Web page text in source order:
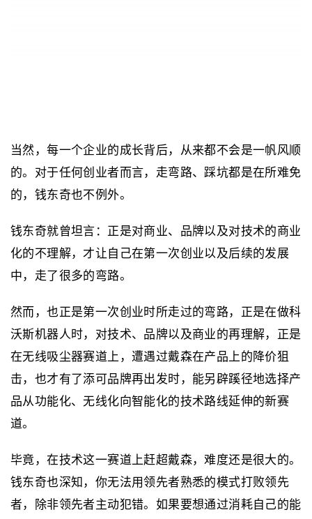
当然，每一个企业的成长背后，从来都不会是一帆风顺
的。对于任何创业者而言，走弯路、踩坑都是在所难免
的，钱东奇也不例外。
钱东奇就曾坦言：正是对商业、品牌以及对技术的商业
化的不理解，才让自己在第一次创业以及后续的发展
中，走了很多的弯路。
然而，也正是第一次创业时所走过的弯路，正是在做科
沃斯机器人时，对技术、品牌以及商业的再理解，正是
在无线吸尘器赛道上，遭遇过戴森在产品上的降价狙
击，也才有了添可品牌再出发时，能另辟蹊径地选择产
品从功能化、无线化向智能化的技术路线延伸的新赛
道。
毕竟，在技术这一赛道上赶超戴森，难度还是很大的。
钱东奇也深知，你无法用领先者熟悉的模式打败领先
者，除非领先者主动犯错。如果要想通过消耗自己的能